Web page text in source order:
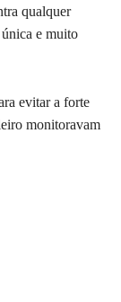
qualquer
e muito
evitar a forte
monitoravam